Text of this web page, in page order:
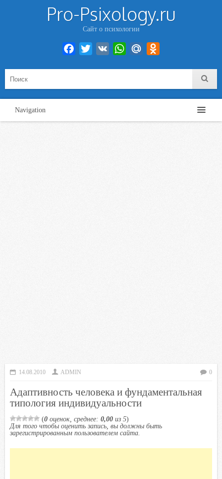
Pro-Psixology.ru
Сайт о психологии
Facebook
Twitter VK WhatsAppMail.Ru
Navigation
14.08.2010 ADMIN 0
Адаптивность человека и фундаментальная
типология индивидуальности
(0 оценок, среднее: 0,00 из 5)
Для того чтобы оценить запись, вы должны быть
зарегистрированным пользователем сайта.